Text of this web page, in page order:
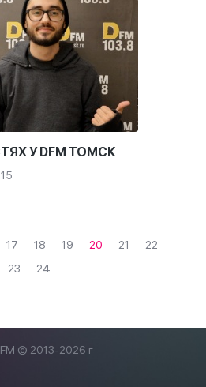
У DFM ТОМСК
17 18 19 20 21
22
23
24
© 2013-2026 г